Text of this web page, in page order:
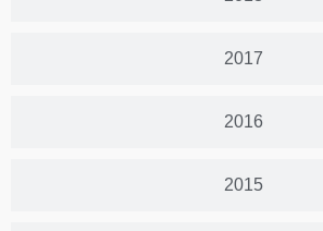
2017
2016
2015